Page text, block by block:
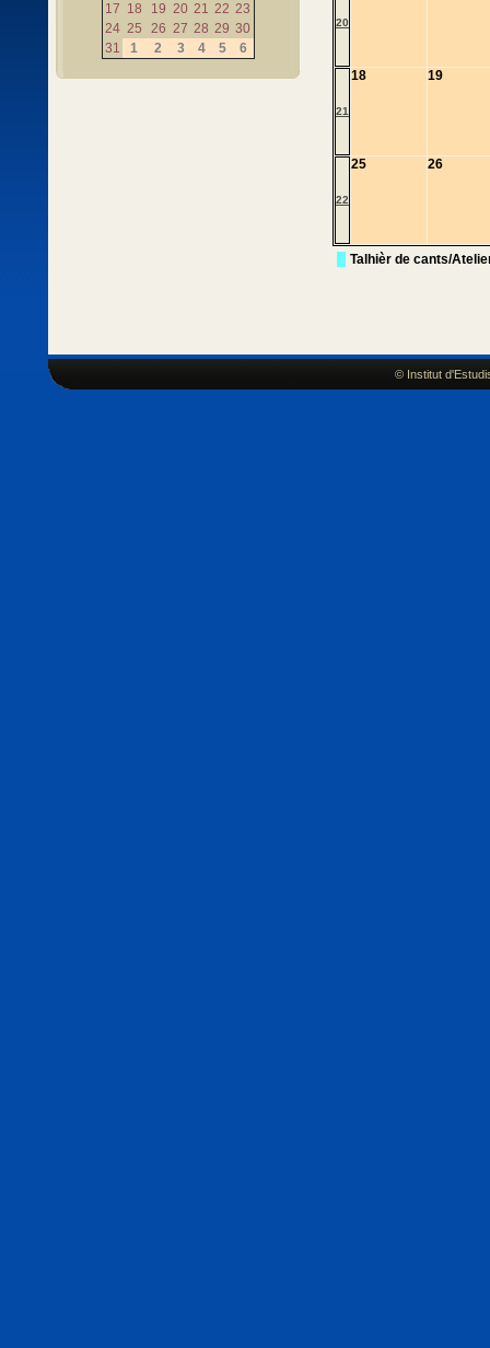
17 18 19 20 21 22 23
24 25 26 27 28 29 30
31
1 2 3 4 5 6
20
21
18 19
22
25 26
Talhièr de cants/
© Institut